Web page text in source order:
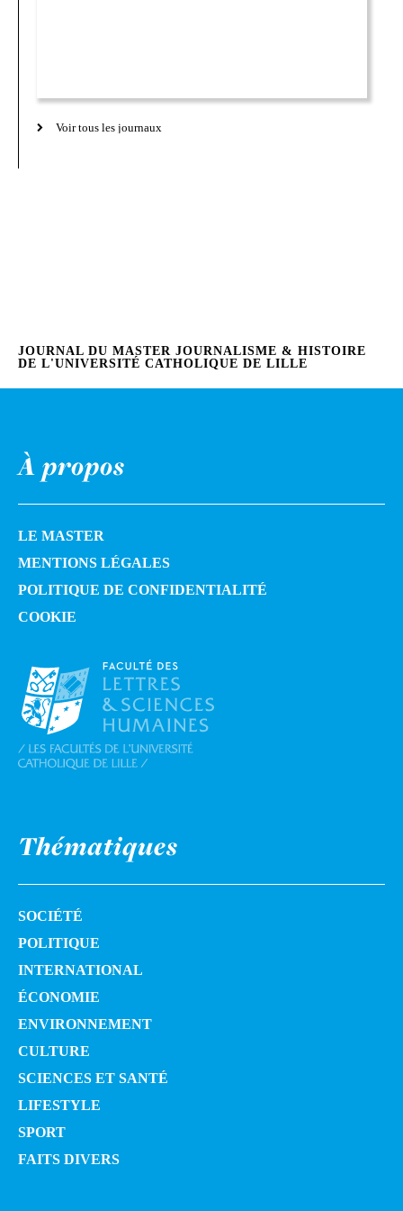
Voir tous les journaux
JOURNAL DU MASTER JOURNALISME & HISTOIRE
DE L'UNIVERSITÉ CATHOLIQUE DE LILLE
À propos
LE MASTER
MENTIONS LÉGALES
POLITIQUE DE CONFIDENTIALITÉ
COOKIE
Thématiques
SOCIÉTÉ
POLITIQUE
INTERNATIONAL
ÉCONOMIE
ENVIRONNEMENT
CULTURE
SCIENCES ET SANTÉ
LIFESTYLE
SPORT
FAITS DIVERS